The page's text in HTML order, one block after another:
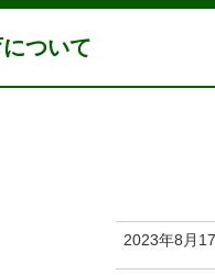
ついて
2023年8⽉